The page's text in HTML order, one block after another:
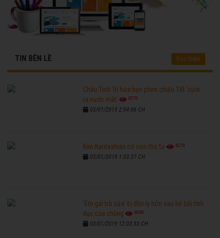
TIN BÊN LỀ Đọc thêm
Châu Tinh Trì hứa hẹn phim chiếu Tết 'cười
ra nước mắt'
6770
03/01/2019 2:04:06 CH
Kim Kardashian có con thứ tư 6270
03/01/2019 1:03:37 CH
'Em gái trà sữa' bị đồn ly hôn sau bê bối tình
dục của chồng
6590
03/01/2019 12:03:33 CH